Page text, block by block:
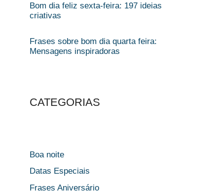
Bom dia feliz sexta-feira: 197 ideias
criativas
Frases sobre bom dia quarta feira:
Mensagens inspiradoras
CATEGORIAS
Boa noite
Datas Especiais
Frases Aniversário